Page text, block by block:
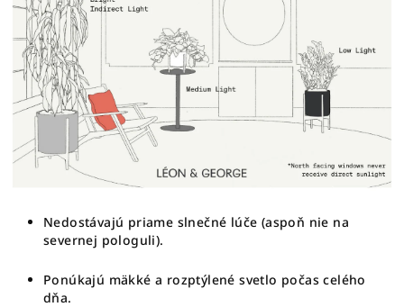
Nedostávajú priame slnečné lúče (aspoň nie na
severnej pologuli).
Ponúkajú mäkké a rozptýlené svetlo počas celého
dňa.